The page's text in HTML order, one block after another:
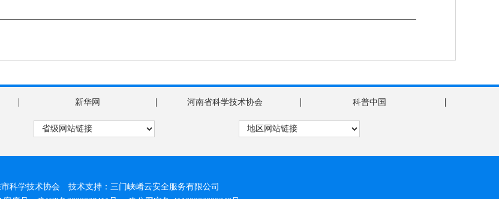
| 新华网 | 河南省科学技术协会 | 科普中国 |
科学技术协会 技术支持：三门峡崤云安全服务有限公司